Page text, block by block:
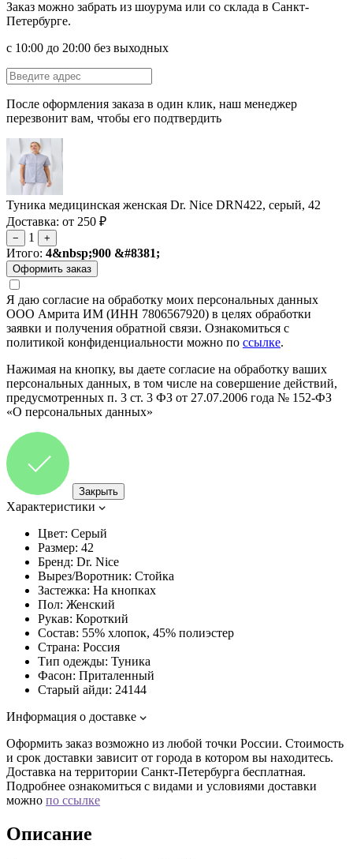
Заказ можно забрать из шоурума или со склада в Санкт-
Петербурге.
с 10:00 до 20:00 без выходных
После оформления заказа в один клик, наш менеджер
перезвонит вам, чтобы его подтвердить
Туника медицинская женская Dr. Nice DRN422, серый, 42
Доставка: от 250 ₽
− 1 +
Итого: 4&nbsp;900 &#8381;
Я даю согласие на обработку моих персональных данных
ООО Амрита ИМ (ИНН 7806567920) в целях обработки
заявки и получения обратной связи. Ознакомиться с
политикой конфиденциальности можно по ссылке.
Нажимая на кнопку, вы даете согласие на обработку ваших
персональных данных, в том числе на совершение действий,
предусмотренных п. 3 ст. 3 ФЗ от 27.07.2006 года № 152-ФЗ
«О персональных данных»
Закрыть
Характеристики
Цвет: Серый
Размер: 42
Бренд: Dr. Nice
Вырез/Воротник: Стойка
Застежка: На кнопках
Пол: Женский
Рукав: Короткий
Состав: 55% хлопок, 45% полиэстер
Страна: Россия
Тип одежды: Туника
Фасон: Приталенный
Старый айди: 24144
Информация о доставке
Оформить заказ возможно из любой точки России. Стоимость
и срок доставки зависит от города в котором вы находитесь.
Доставка на территории Санкт-Петербурга бесплатная.
Подробнее ознакомиться с видами и условиями доставки
можно по ссылке
Описание